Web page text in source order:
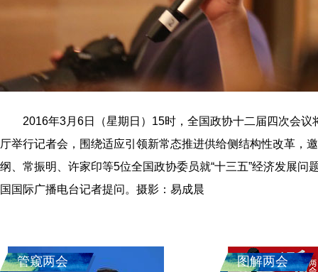
2016年3月6日（星期日）15时，全国政协十二届四次会议
厅举行记者会，围绕适应引领新常态推进供给侧结构性改革，
纲、常振明、许家印等5位全国政协委员就“十三五”经济发展问
国国际广播电台记者提问。摄影：易成晨
管窥两会 图解两会